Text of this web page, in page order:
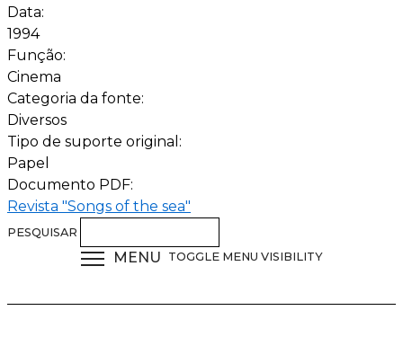
Data:
1994
Função:
Cinema
Categoria da fonte:
Diversos
Tipo de suporte original:
Papel
Documento PDF:
Revista "Songs of the sea"
PESQUISAR
MENU TOGGLE MENU VISIBILITY